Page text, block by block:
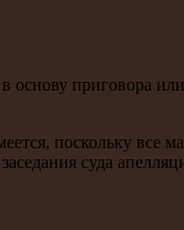
основу приговора
поскольку
суда